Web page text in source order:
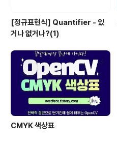
[정규표현식] Quantifier - 있
거나 없거나?(1)
CMYK 색상표